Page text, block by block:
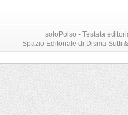
soloPolso - Testata
Spazio Editoriale di Disma Sutti